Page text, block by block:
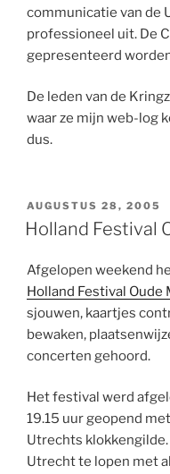
communicatie van de
professioneel uit. De
gepresenteerd
De leden van de
waar ze mijn web-log
dus.
GEPLAATST
OP
AUGUSTUS 28, 2005
Holland Festival
Afgelopen weekend
Holland Festival Oude
sjouwen, kaartjes
bewaken,
concerten gehoord.
Het festival werd
19.15 uur geopend
Utrechts
Utrecht te lopen met